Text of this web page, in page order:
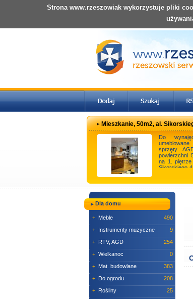
Mieszkanie, 50m2, al.
Do
sprzęty
powierzchni
na 1.
Sikorskiego
Mieszkanie
Dla domu
+ Meble
490
+ Instrumenty muzyczne
9
+ RTV, AGD
254
+ Wielkanoc
0
+ Mat. budowlane
383
+ Do ogrodu
208
+ Rośliny
25
Strona www.rzeszowiak wykorzystuje pliki